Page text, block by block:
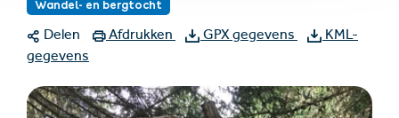
Wandel- en bergtocht
Delen Afdrukken GPX gegevens
KML-
gegevens